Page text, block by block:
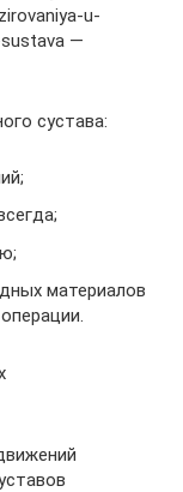
u-
—
сустава:
материалов